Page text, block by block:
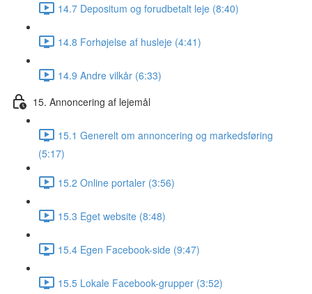
14.7 Depositum og forudbetalt leje (8:40)
14.8 Forhøjelse af husleje (4:41)
14.9 Andre vilkår (6:33)
15. Annoncering af lejemål
15.1 Generelt om annoncering og markedsføring
(5:17)
15.2 Online portaler (3:56)
15.3 Eget website (8:48)
15.4 Egen Facebook-side (9:47)
15.5 Lokale Facebook-grupper (3:52)